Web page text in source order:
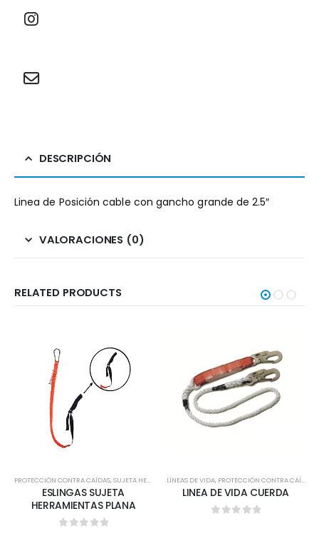
DESCRIPCIÓN
Linea de Posición cable con gancho grande de 2.5″
VALORACIONES (0)
RELATED PRODUCTS
PROTECCIÓN CONTRA CAÍDAS,SUJETA HERRAMIENTAS
ESLINGAS SUJETA
HERRAMIENTAS PLANA
LÍNEAS DE VIDA, PROTECCIÓN CONTRA CAÍDAS
LINEA DE VIDA CUERDA